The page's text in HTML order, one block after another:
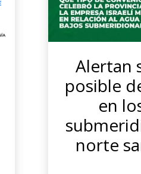
Alertan
posible
en
norte